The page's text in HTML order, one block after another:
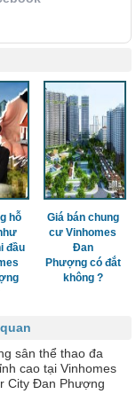
hỗ
đầu
Giá bán chung
cư Vinhomes
Đan
Phượng có đắt
không ?
sân thể thao đa
cao tại Vinhomes
City Đan Phượng